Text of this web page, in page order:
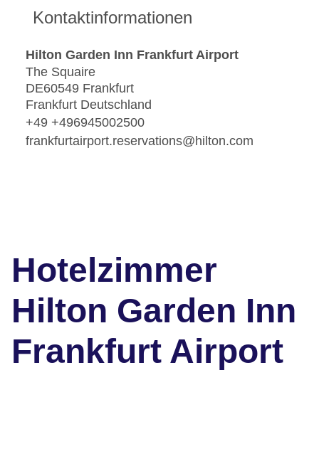
Kontaktinformationen
Hilton Garden Inn Frankfurt Airport
The Squaire
DE60549 Frankfurt
Frankfurt Deutschland
+49 +496945002500
frankfurtairport.reservations@hilton.com
Hotelzimmer
Hilton Garden Inn
Frankfurt Airport